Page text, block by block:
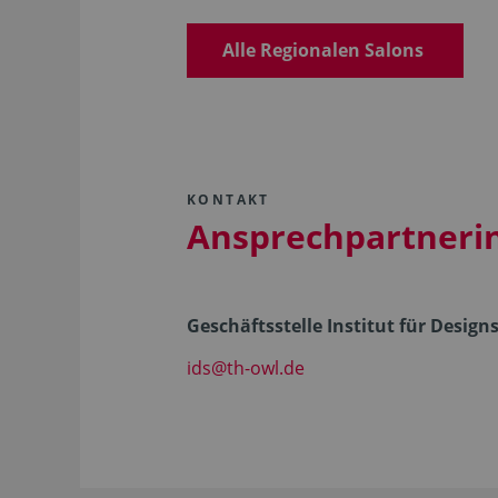
Alle Regionalen Salons
KONTAKT
Geschäftsstelle Institut für
ids@th-owl.de